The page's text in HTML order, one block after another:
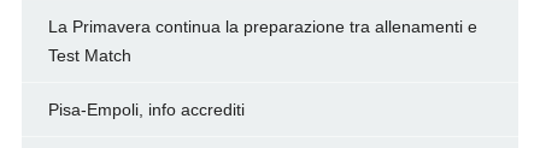
La Primavera continua la preparazione tra allenamenti e
Test Match
Pisa-Empoli, info accrediti